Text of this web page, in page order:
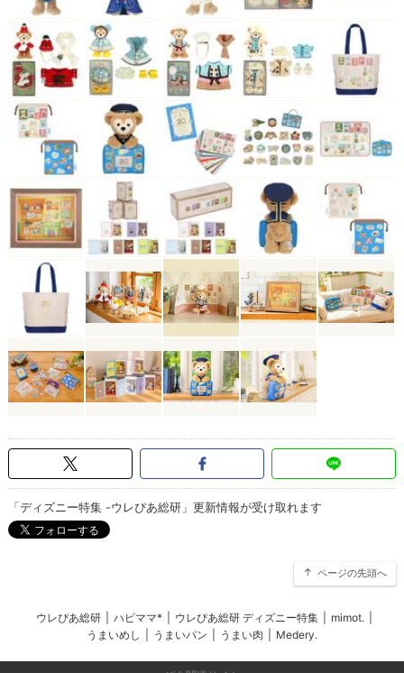
「ディズニー特集 -ウレぴあ総研」更新情報が受け取れます
ページの先頭へ
ウレぴあ総研 ハピママ* ウレぴあ総研 ディズニー特集 mimot.
うまいめし
うまいパン うまい肉 Medery.